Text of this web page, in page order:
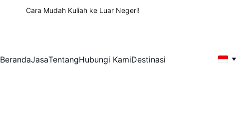
Cara Mudah Kuliah ke Luar Negeri!
BerandaJasaTentangHubungi KamiDestinasi